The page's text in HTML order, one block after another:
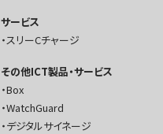
サービス
スリーCチャージ
その他ICT製品・サービス
Box
WatchGuard
デジタルサイネージ